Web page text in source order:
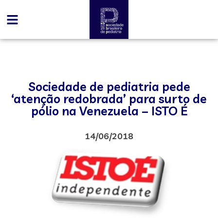
Sociedade de pediatria pede
‘atenção redobrada’ para surto de
pólio na Venezuela – ISTO É
14/06/2018